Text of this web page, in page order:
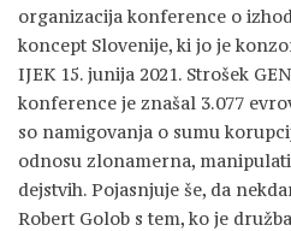
organizacija konference o
koncept Slovenije, ki jo je
IJEK 15. junija 2021. Strošek
konference je znašal 3.077
so namigovanja o sumu
odnosu zlonamerna,
dejstvih. Pojasnjuje še, da
Robert Golob s tem, ko je